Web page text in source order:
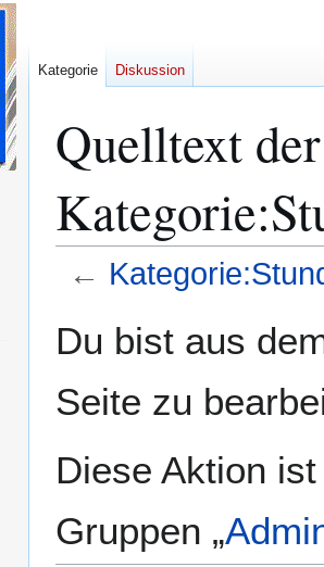
Quelltext
←
Navigation
Suche
Du bist aus
Seite zu
Diese Aktion
Gruppen „
Kategorie Diskussion